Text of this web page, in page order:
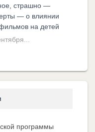
страшно —
— о влиянии
на детей
программы